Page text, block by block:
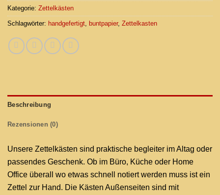
Kategorie: Zettelkästen
Schlagwörter: handgefertigt buntpapier, Zettelkasten
Beschreibung
Rezensionen (0)
Unsere Zettelkästen sind praktische begleiter im Altag oder
passendes Geschenk. Ob im Büro, Küche oder Home
Office überall wo etwas schnell notiert werden muss ist ein
Zettel zur Hand. Die Kästen Außenseiten sind mit